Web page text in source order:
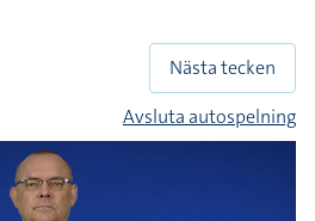
Nästa tecken
Avsluta autospelning